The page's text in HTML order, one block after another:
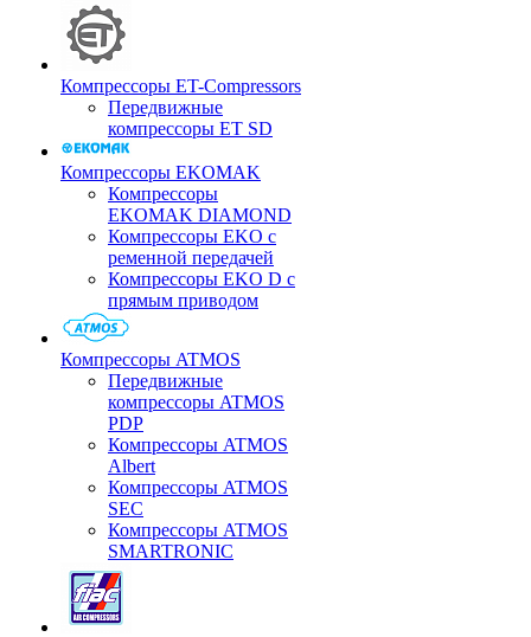
Компрессоры ET-Compressors
Передвижные
компрессоры ET SD
Компрессоры EKOMAK
Компрессоры
EKOMAK DIAMOND
Компрессоры EKO c
ременной передачей
Компрессоры EKO D с
прямым приводом
Компрессоры ATMOS
Передвижные
компрессоры ATMOS
PDP
Компрессоры ATMOS
Albert
Компрессоры ATMOS
SEC
Компрессоры ATMOS
SMARTRONIC